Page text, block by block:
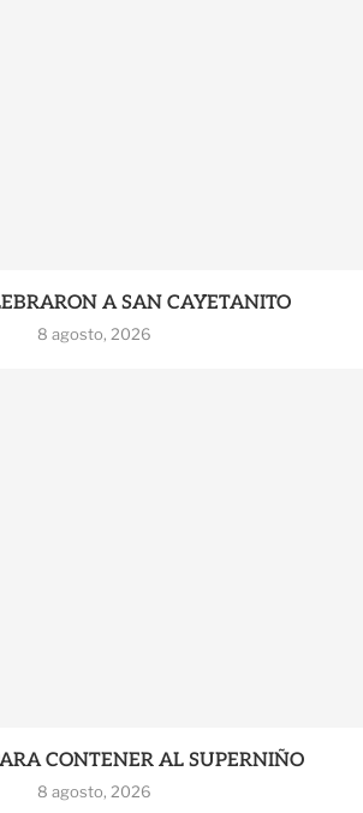
A SAN CAYETANITO
8 agosto, 2026
CONTENER AL SUPERNIÑO
8 agosto, 2026